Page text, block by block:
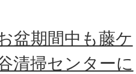
盆期間中も藤ケ
清掃センターに